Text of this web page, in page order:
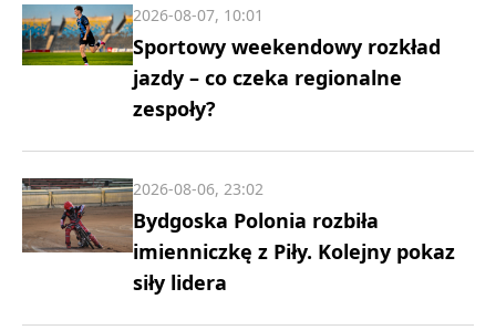
Sportowy weekendowy rozkład
jazdy – co czeka regionalne
zespoły?
2026-08-07, 10:01
Bydgoska Polonia rozbiła
imienniczkę z Piły. Kolejny pokaz
siły lidera
2026-08-06, 23:02